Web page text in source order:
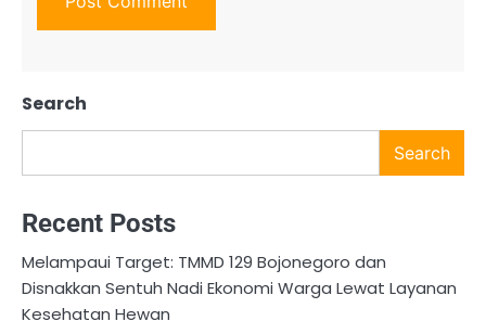
Search
Search
Recent Posts
Melampaui Target: TMMD 129 Bojonegoro dan
Disnakkan Sentuh Nadi Ekonomi Warga Lewat Layanan
Kesehatan Hewan